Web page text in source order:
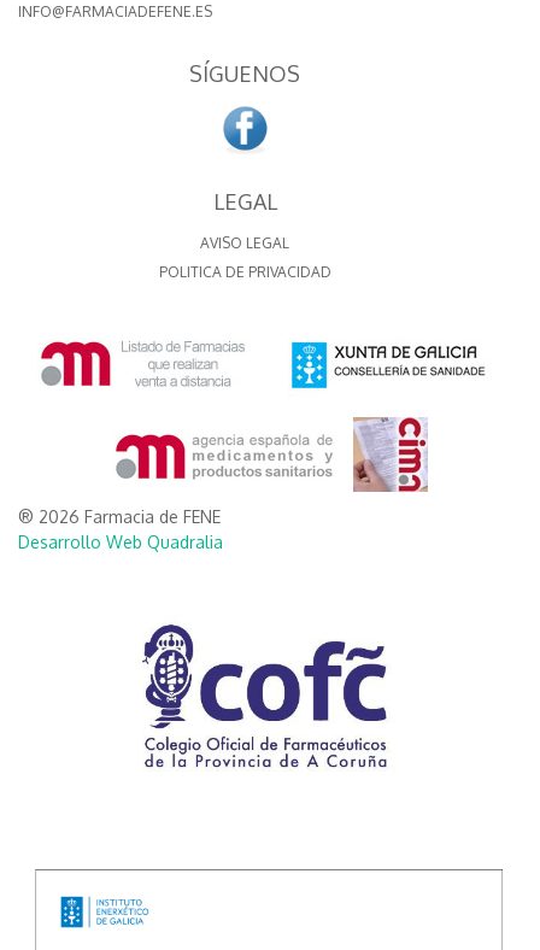
INFO@FARMACIADEFENE.ES
SÍGUENOS
LEGAL
AVISO LEGAL
POLITICA DE PRIVACIDAD
® 2026 Farmacia de FENE
Desarrollo Web Quadralia